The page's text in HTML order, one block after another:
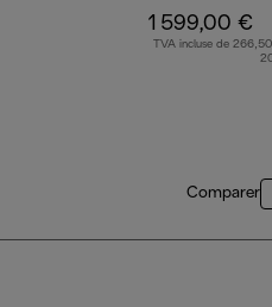
1 599,00 €
TVA incluse de
Comparer